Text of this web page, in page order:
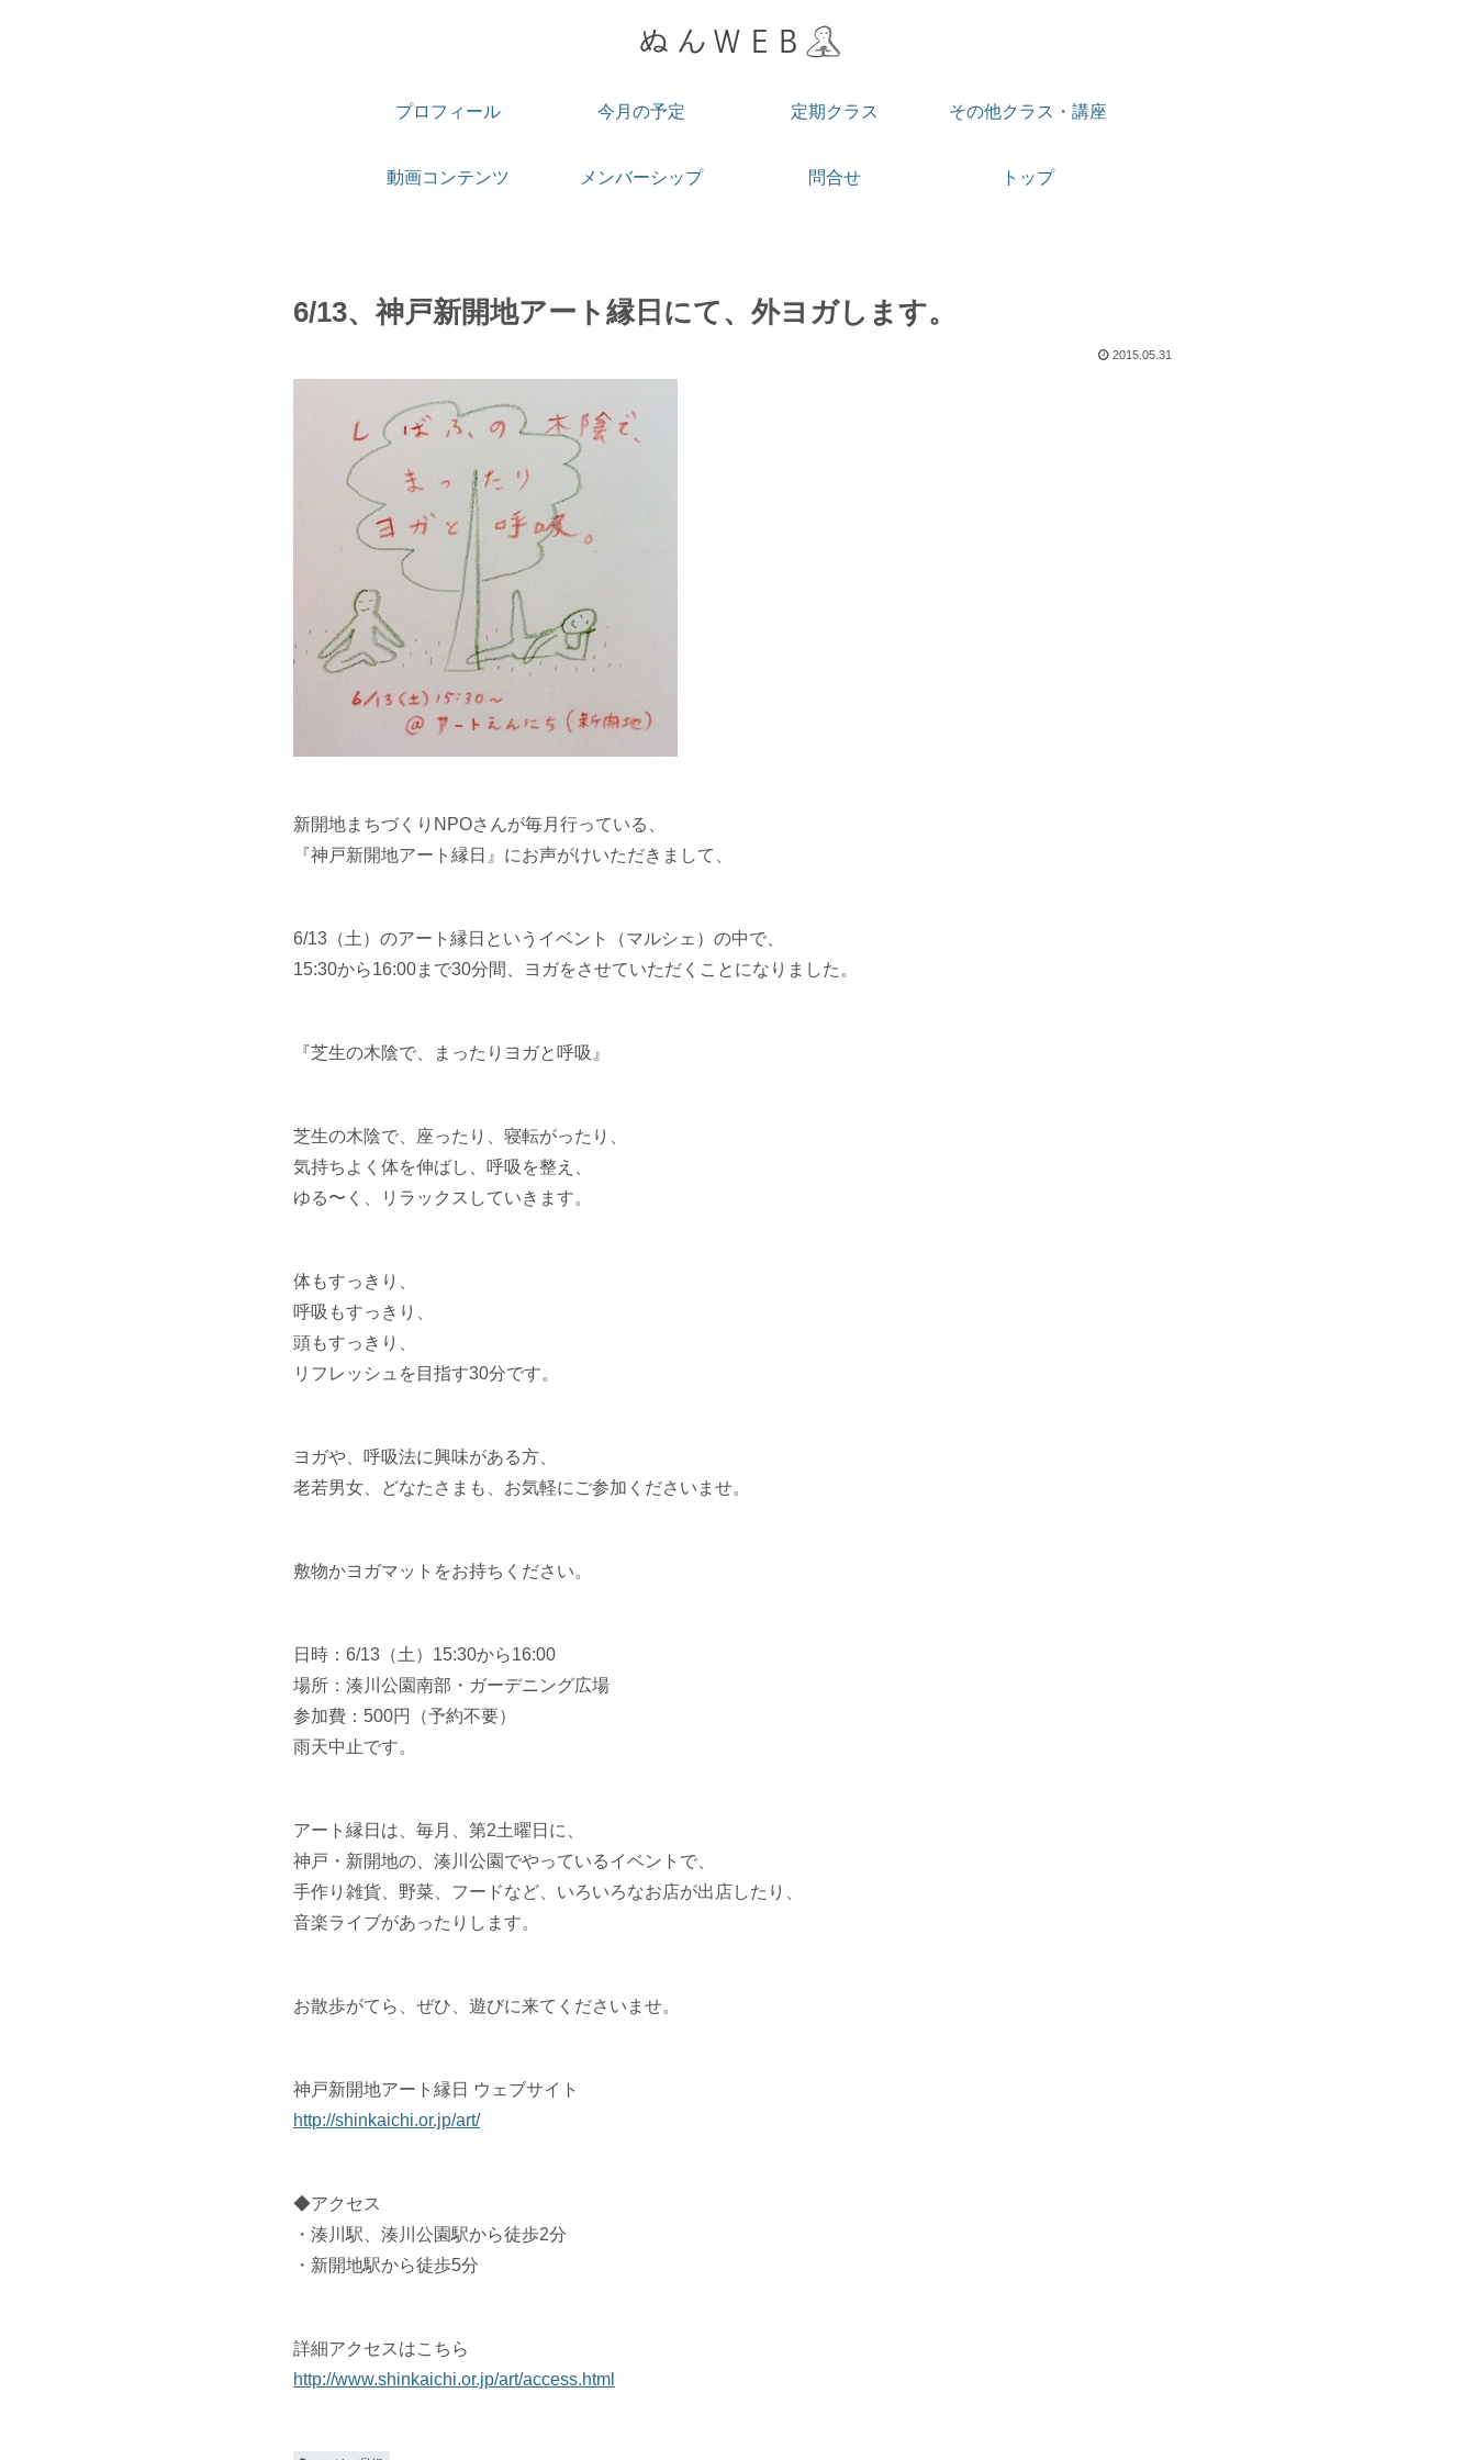
プロフィール 今月の予定 定期クラス その他クラス・講座
動画コンテンツ メンバーシップ 問合せ トップ
6/13、神戸新開地アート縁日にて、外ヨガします。
2015.05.31
新開地まちづくりNPOさんが毎月行っている、
『神戸新開地アート縁日』にお声がけいただきまして、
6/13（土）のアート縁日というイベント（マルシェ）の中で、
15:30から16:00まで30分間、ヨガをさせていただくことになりました。
『芝生の木陰で、まったりヨガと呼吸』
芝生の木陰で、座ったり、寝転がったり、
気持ちよく体を伸ばし、呼吸を整え、
ゆる〜く、リラックスしていきます。
体もすっきり、
呼吸もすっきり、
頭もすっきり、
リフレッシュを目指す30分です。
ヨガや、呼吸法に興味がある方、
老若男女、どなたさまも、お気軽にご参加くださいませ。
敷物かヨガマットをお持ちください。
日時：6/13（土）15:30から16:00
場所：湊川公園南部・ガーデニング広場
参加費：500円（予約不要）
雨天中止です。
アート縁日は、毎月、第2土曜日に、
神戸・新開地の、湊川公園でやっているイベントで、
手作り雑貨、野菜、フードなど、いろいろなお店が出店したり、
音楽ライブがあったりします。
お散歩がてら、ぜひ、遊びに来てくださいませ。
神戸新開地アート縁日 ウェブサイト
http://shinkaichi.or.jp/art/
◆アクセス
・湊川駅、湊川公園駅から徒歩2分
・新開地駅から徒歩5分
詳細アクセスはこちら
http://www.shinkaichi.or.jp/art/access.html